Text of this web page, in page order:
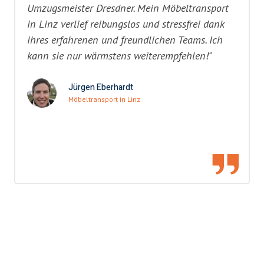
Umzugsmeister Dresdner. Mein Möbeltransport
in Linz verlief reibungslos und stressfrei dank
ihres erfahrenen und freundlichen Teams. Ich
kann sie nur wärmstens weiterempfehlen!"
Jürgen Eberhardt
Möbeltransport in Linz